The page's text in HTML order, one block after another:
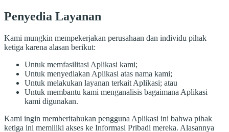
Penyedia Layanan
Kami mungkin mempekerjakan perusahaan dan individu pihak
ketiga karena alasan berikut:
Untuk memfasilitasi Aplikasi kami;
Untuk menyediakan Aplikasi atas nama kami;
Untuk melakukan layanan terkait Aplikasi; atau
Untuk membantu kami menganalisis bagaimana Aplikasi
kami digunakan.
Kami ingin memberitahukan pengguna Aplikasi ini bahwa pihak
ketiga ini memiliki akses ke Informasi Pribadi mereka. Alasannya